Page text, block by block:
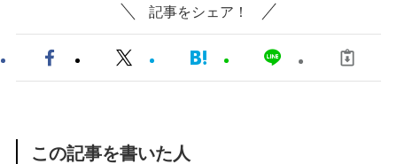
記事をシェア！
この記事を書いた人